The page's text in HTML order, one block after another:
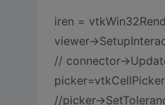
iren =
viewer-
// connector-
//picker-